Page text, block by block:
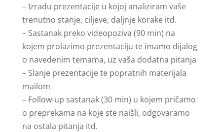
– Izradu prezentacije u kojoj analiziram vaše
trenutno stanje, ciljeve, daljnje korake itd.
– Sastanak preko videopoziva (90 min) na
kojem prolazimo prezentaciju te imamo dijalog
o navedenim temama, uz vaša dodatna pitanja
– Slanje prezentacije te popratnih materijala
mailom
– Follow-up sastanak (30 min) u kojem pričamo
o preprekama na koje ste naišli, odgovaramo
na ostala pitanja itd.